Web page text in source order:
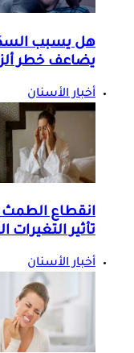
هل يسبب
يضاعف خطر
أخبار الأسنان
تأثير التغيرات
أخبار الأسنان